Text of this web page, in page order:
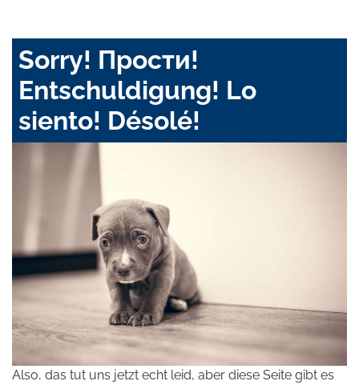
Sorry! Прости!
Entschuldigung! Lo
siento! Désolé!
Also, das tut uns jetzt echt leid, aber diese Seite gibt es